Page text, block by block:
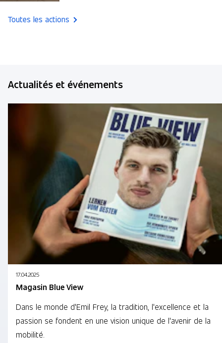
Toutes les actions
Actualités et événements
17.04.2025
Magasin Blue View
Dans le monde d'Emil Frey, la tradition, l'excellence et la
passion se fondent en une vision unique de l'avenir de la
mobilité.